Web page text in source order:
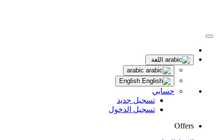
اللغة
حسابي
تسجيل جديد
تسجيل الدخول
Offers